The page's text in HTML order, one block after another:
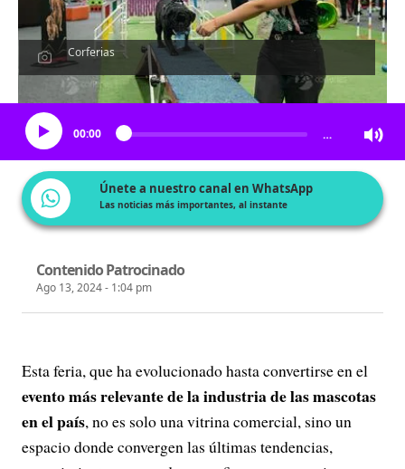
Corferias
Escucha el artículo
00:00 …
Únete a nuestro canal en WhatsApp
Las noticias más importantes, al instante
Contenido Patrocinado
Ago 13, 2024 - 1:04 pm
Esta feria, que ha evolucionado hasta convertirse en el
evento más relevante de la industria de las mascotas
en el país, no es solo una vitrina comercial, sino un
espacio donde convergen las últimas tendencias,